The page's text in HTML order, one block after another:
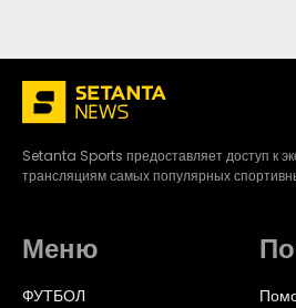
Setanta Sports предоставляет доступ к
трансляциям самых популярных
Меню
ФУТБОЛ